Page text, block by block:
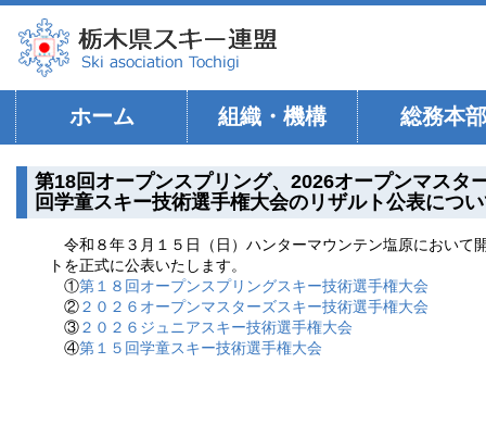
ホーム 組織・機構 総務本部
第18回オープンスプリング、2026オープンマスタ
回学童スキー技術選手権大会のリザルト公表につ
令和８年３月１５日（日）ハンターマウンテン塩原において
トを正式に公表いたします。
①第１８回オープンスプリングスキー技術選手権大会
②２０２６オープンマスターズスキー技術選手権大会
③２０２６ジュニアスキー技術選手権大会
④第１５回学童スキー技術選手権大会